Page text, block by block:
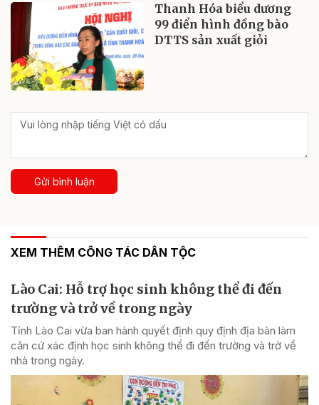
Thanh Hóa biểu dương
99 điển hình đồng bào
DTTS sản xuất giỏi
Gửi bình luận
XEM THÊM CÔNG TÁC DÂN TỘC
Lào Cai: Hỗ trợ học sinh không thể đi đến
trường và trở về trong ngày
Tỉnh Lào Cai vừa ban hành quyết định quy định địa bàn làm
căn cứ xác định học sinh không thể đi đến trường và trở về
nhà trong ngày.